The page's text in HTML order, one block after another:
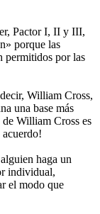
Pactor I, II y III,
porque las
permitidos por las
William Cross,
una base más
William Cross es
acuerdo!
haga un
individual,
el modo que